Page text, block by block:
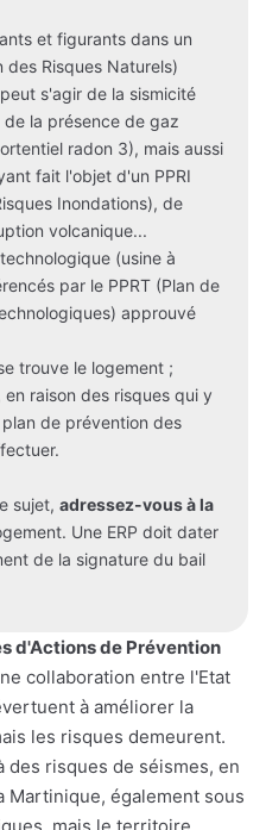
et figurants dans un
des Risques Naturels)
s'agir de la sismicité
la présence de gaz
radon 3), mais aussi
fait l'objet d'un PPRI
Inondations), de
volcanique...
(usine à
par le PPRT (Plan de
approuvé
trouve le logement ;
raison des risques qui y
de prévention des
sujet, adressez-vous à la
Une ERP doit dater
de la signature du bail
d'Actions de Prévention
collaboration entre l'Etat
à améliorer la
les risques demeurent.
des risques de séismes, en
Martinique, également sous